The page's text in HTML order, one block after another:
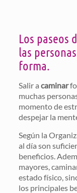
Los paseos
las
forma.
Salir a caminar
muchas
momento de
despejar la
Según la
al día son
beneficios.
mayores,
estado físico,
los principales